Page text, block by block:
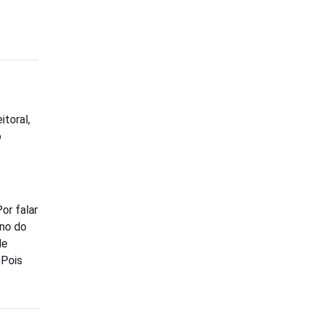
falar
do